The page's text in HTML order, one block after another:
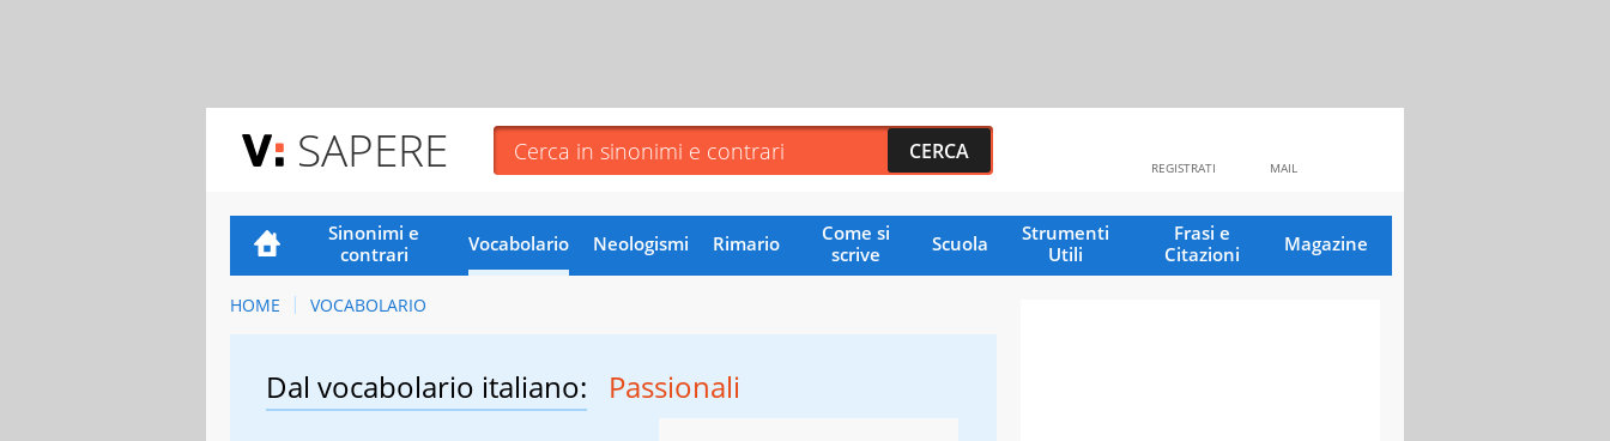
SAPERE MAIL
REGISTRATI
Sinonimi e
contrari
Vocabolario Neologismi Rimario
Come si
scrive
Scuola
Strumenti
Utili
Frasi e
Citazioni
Magazine
HOME VOCABOLARIO
Dal vocabolario italiano: Passionali